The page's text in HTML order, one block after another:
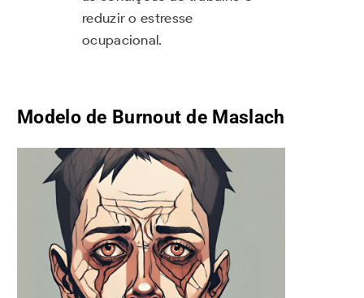
reduzir o estresse
ocupacional.
Modelo de Burnout de Maslach